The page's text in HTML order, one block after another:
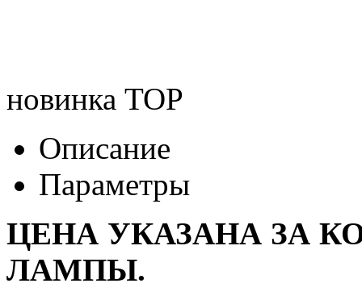
новинка TOP
Описание
Параметры
ЦЕНА УКАЗАНА ЗА
ЛАМПЫ.